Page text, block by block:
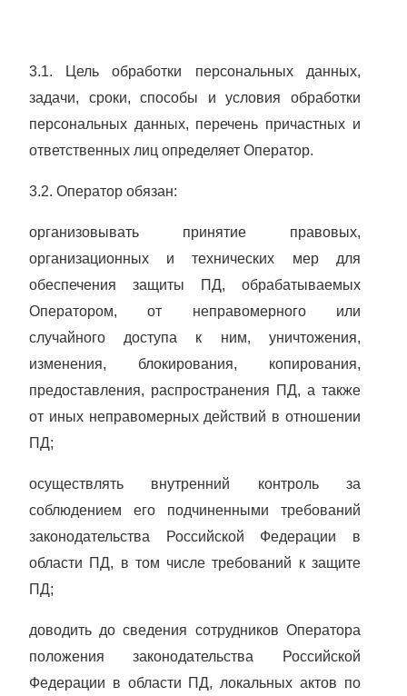
3.1. Цель обработки персональных данных,
задачи, сроки, способы и условия обработки
персональных данных, перечень причастных и
ответственных лиц определяет Оператор.
3.2. Оператор обязан:
организовывать принятие правовых,
организационных и технических мер для
обеспечения защиты ПД, обрабатываемых
Оператором, от неправомерного или
случайного доступа к ним, уничтожения,
изменения, блокирования, копирования,
предоставления, распространения ПД, а также
от иных неправомерных действий в отношении
ПД;
осуществлять внутренний контроль за
соблюдением его подчиненными требований
законодательства Российской Федерации в
области ПД, в том числе требований к защите
ПД;
доводить до сведения сотрудников Оператора
положения законодательства Российской
Федерации в области ПД, локальных актов по